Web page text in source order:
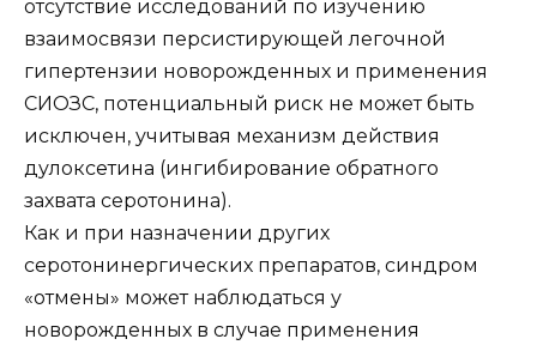
отсутствие исследований по изучению
взаимосвязи персистирующей легочной
гипертензии новорожденных и применения
СИОЗС, потенциальный риск не может быть
исключен, учитывая механизм действия
дулоксетина (ингибирование обратного
захвата серотонина).
Как и при назначении других
серотонинергических препаратов, синдром
«отмены» может наблюдаться у
новорожденных в случае применения